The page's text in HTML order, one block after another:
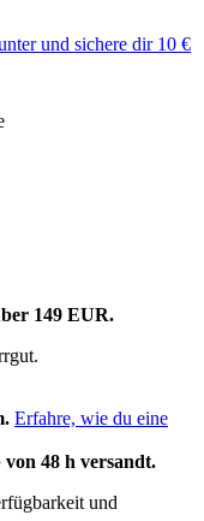
und sichere dir 10 €
149 EUR.
Erfahre, wie du eine
48 h versandt.
und